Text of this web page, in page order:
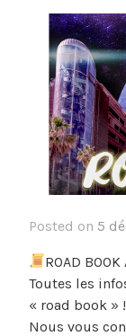
Posted on 5
ROAD BOOK
Toutes les
« road book » !
Nous vous